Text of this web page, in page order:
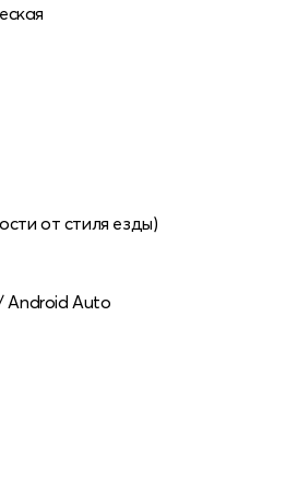
от стиля езды)
Android Auto